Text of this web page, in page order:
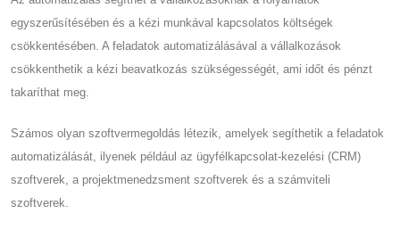
egyszerűsítésében és a kézi munkával kapcsolatos költségek
csökkentésében. A feladatok automatizálásával a vállalkozások
csökkenthetik a kézi beavatkozás szükségességét, ami időt és pénzt
takaríthat meg.
Számos olyan szoftvermegoldás létezik, amelyek segíthetik a feladatok
automatizálását, ilyenek például az ügyfélkapcsolat-kezelési (CRM)
szoftverek, a projektmenedzsment szoftverek és a számviteli
szoftverek.